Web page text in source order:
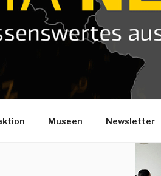
Museen Newsletter